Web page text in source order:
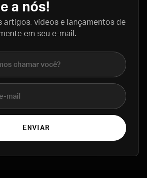
a nós!
artigos, vídeos e lançamentos de
em seu e-mail.
ENVIAR